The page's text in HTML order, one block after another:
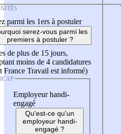
parmi les 1ers à postuler
serez-vous parmi les
premiers à postuler ?
de plus de 15 jours,
moins de 4 candidatures
France Travail est informé)
Employeur handi-
engagé
Qu'est-ce qu'un
employeur handi-
engagé ?